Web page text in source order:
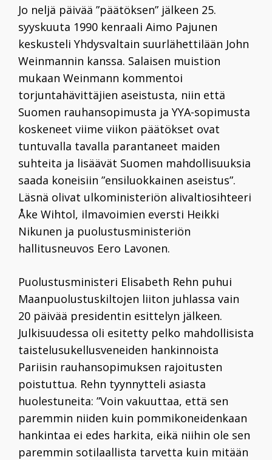
Jo neljä päivää ”päätöksen” jälkeen 25.
syyskuuta 1990 kenraali Aimo Pajunen
keskusteli Yhdysvaltain suurlähettilään John
Weinmannin kanssa. Salaisen muistion
mukaan Weinmann kommentoi
torjuntahävittäjien aseistusta, niin että
Suomen rauhansopimusta ja YYA-sopimusta
koskeneet viime viikon päätökset ovat
tuntuvalla tavalla parantaneet maiden
suhteita ja lisäävät Suomen mahdollisuuksia
saada koneisiin ”ensiluokkainen aseistus”.
Läsnä olivat ulkoministeriön alivaltiosihteeri
Åke Wihtol, ilmavoimien eversti Heikki
Nikunen ja puolustusministeriön
hallitusneuvos Eero Lavonen.
Puolustusministeri Elisabeth Rehn puhui
Maanpuolustuskiltojen liiton juhlassa vain
20 päivää presidentin esittelyn jälkeen.
Julkisuudessa oli esitetty pelko mahdollisista
taistelusukellusveneiden hankinnoista
Pariisin rauhansopimuksen rajoitusten
poistuttua. Rehn tyynnytteli asiasta
huolestuneita: ”Voin vakuuttaa, että sen
paremmin niiden kuin pommikoneidenkaan
hankintaa ei edes harkita, eikä niihin ole sen
paremmin sotilaallista tarvetta kuin mitään